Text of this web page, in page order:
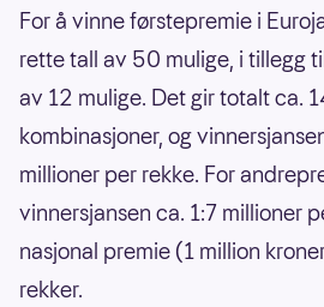
For å vinne førstepremie i
rette tall av 50 mulige, i tillegg
av 12 mulige. Det gir totalt ca.
kombinasjoner, og
millioner per rekke. For
vinnersjansen ca. 1:7 millioner
nasjonal premie (1 million
rekker.